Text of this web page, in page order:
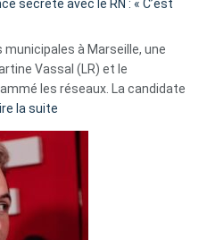
Algérie
secrète avec le RN : « C’est
à Marseille, une
Vassal (LR) et le
les réseaux. La candidate
la suite
d’alliance
secrète